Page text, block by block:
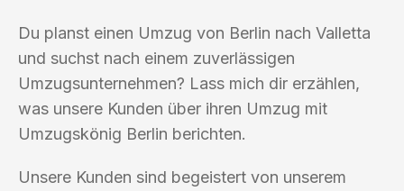
Du planst einen Umzug von Berlin nach Valletta
und suchst nach einem zuverlässigen
Umzugsunternehmen? Lass mich dir erzählen,
was unsere Kunden über ihren Umzug mit
Umzugskönig Berlin berichten.
Unsere Kunden sind begeistert von unserem